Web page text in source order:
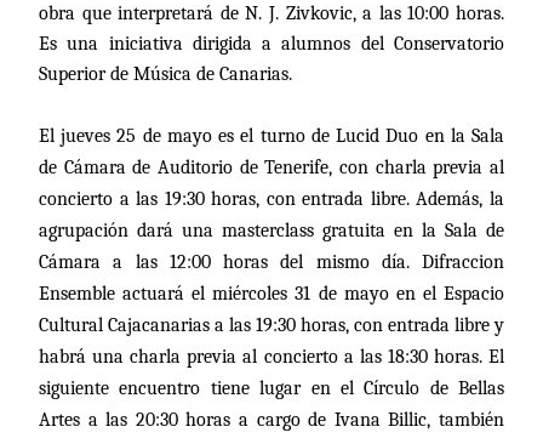
obra que interpretará de N. J. Zivkovic, a las 10:00 horas.
Es una iniciativa dirigida a alumnos del Conservatorio
Superior de Música de Canarias.
El jueves 25 de mayo es el turno de Lucid Duo en la Sala
de Cámara de Auditorio de Tenerife, con charla previa al
concierto a las 19:30 horas, con entrada libre. Además, la
agrupación dará una masterclass gratuita en la Sala de
Cámara a las 12:00 horas del mismo día. Difraccion
Ensemble actuará el miércoles 31 de mayo en el Espacio
Cultural Cajacanarias a las 19:30 horas, con entrada libre y
habrá una charla previa al concierto a las 18:30 horas. El
siguiente encuentro tiene lugar en el Círculo de Bellas
Artes a las 20:30 horas a cargo de Ivana Billic, también